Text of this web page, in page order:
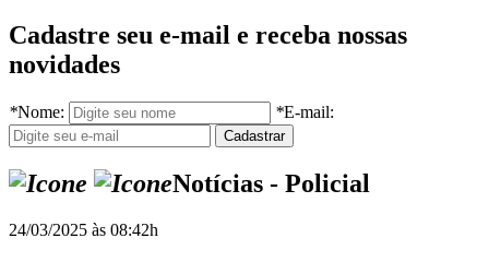
Cadastre seu e-mail e receba nossas
novidades
*Nome: *E-mail:
Notícias - Policial
24/03/2025 às 08:42h